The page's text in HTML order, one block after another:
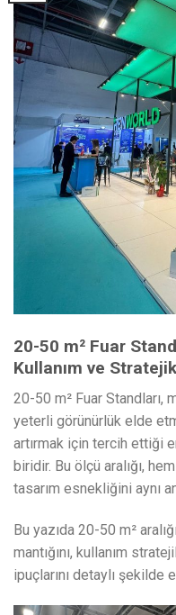
20-50 m² Fuar
Kullanım ve
20-50 m² Fuar Standları,
yeterli görünürlük elde
artırmak için tercih ettiği
biridir. Bu ölçü aralığı,
tasarım esnekliğini aynı
Bu yazıda 20-50 m²
mantığını, kullanım
ipuçlarını detaylı şekilde